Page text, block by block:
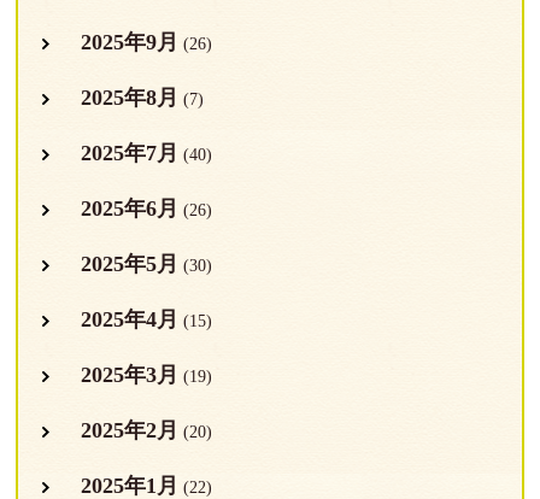
2025年9月 (26)
2025年8月 (7)
2025年7月 (40)
2025年6月 (26)
2025年5月 (30)
2025年4月 (15)
2025年3月 (19)
2025年2月 (20)
2025年1月 (22)